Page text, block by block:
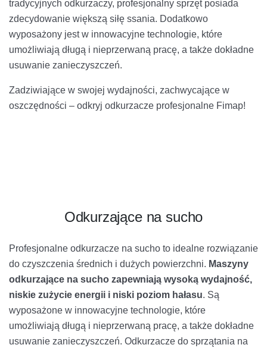
tradycyjnych odkurzaczy, profesjonalny sprzęt posiada
zdecydowanie większą siłę ssania. Dodatkowo
wyposażony jest w innowacyjne technologie, które
umożliwiają długą i nieprzerwaną pracę, a także dokładne
usuwanie zanieczyszczeń.
Zadziwiające w swojej wydajności, zachwycające w
oszczędności – odkryj odkurzacze profesjonalne Fimap!
Odkurzające na sucho
Profesjonalne odkurzacze na sucho to idealne rozwiązanie
do czyszczenia średnich i dużych powierzchni. Maszyny
odkurzające na sucho zapewniają wysoką wydajność,
niskie zużycie energii i niski poziom hałasu. Są
wyposażone w innowacyjne technologie, które
umożliwiają długą i nieprzerwaną pracę, a także dokładne
usuwanie zanieczyszczeń. Odkurzacze do sprzątania na